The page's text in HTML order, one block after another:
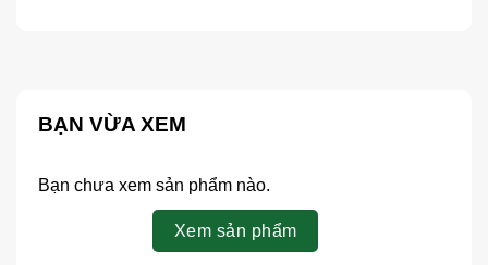
BẠN VỪA XEM
Bạn chưa xem sản phẩm nào.
Xem sản phẩm